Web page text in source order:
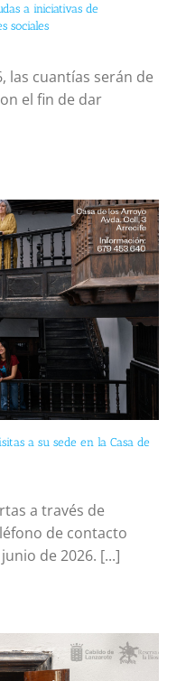
a iniciativas de
sociales
las cuantías serán de
el fin de dar
a su sede en la Casa de
a través de
de contacto
de 2026. [...]